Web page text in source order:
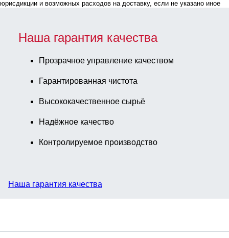
юрисдикции и возможных расходов на доставку, если не указано иное
Наша гарантия качества
Прозрачное управление качеством
Гарантированная чистота
Высококачественное сырьё
Надёжное качество
Контролируемое производство
Наша гарантия качества